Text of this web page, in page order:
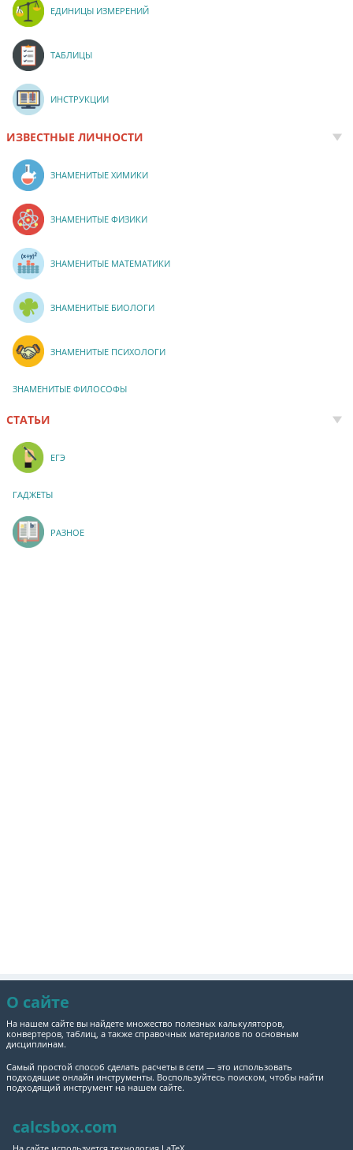
ЕДИНИЦЫ ИЗМЕРЕНИЙ
ТАБЛИЦЫ
ИНСТРУКЦИИ
ИЗВЕСТНЫЕ ЛИЧНОСТИ
ЗНАМЕНИТЫЕ ХИМИКИ
ЗНАМЕНИТЫЕ ФИЗИКИ
ЗНАМЕНИТЫЕ МАТЕМАТИКИ
ЗНАМЕНИТЫЕ БИОЛОГИ
ЗНАМЕНИТЫЕ ПСИХОЛОГИ
ЗНАМЕНИТЫЕ ФИЛОСОФЫ
СТАТЬИ
ЕГЭ
ГАДЖЕТЫ
РАЗНОЕ
О сайте
На нашем сайте вы найдете множество полезных калькуляторов,
конвертеров, таблиц, а также справочных материалов по основным
дисциплинам.
Самый простой способ сделать расчеты в сети — это использовать
подходящие онлайн инструменты. Воспользуйтесь поиском, чтобы найти
подходящий инструмент на нашем сайте.
calcsbox.com